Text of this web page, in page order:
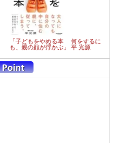
「子どもをやめる本 何をするに
も、親の顔が浮かぶ」 平 光源